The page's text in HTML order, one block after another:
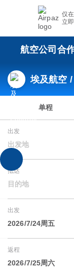
仅
立
航空公司合
埃及航空
单程
出发
出发地
抵达
目的地
出发
2026/7/24周五
返程
2026/7/25周六